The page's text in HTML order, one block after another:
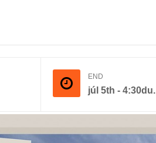
END
júl 5th - 4:30du.